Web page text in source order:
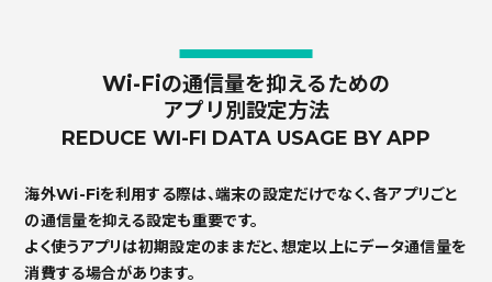
Wi-Fiの通信量を抑えるための
アプリ別設定方法
REDUCE WI-FI DATA USAGE BY APP
海外Wi-Fiを利用する際は、端末の設定だけでなく、各アプリごと
の通信量を抑える設定も重要です。
よく使うアプリは初期設定のままだと、想定以上にデータ通信量を
消費する場合があります。